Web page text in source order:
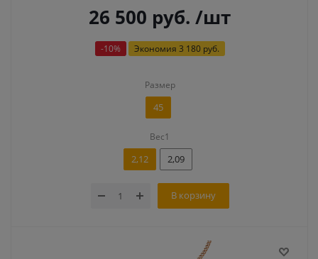
26 500 руб. /шт
-10% Экономия 3 180 руб.
Размер
45
Вес1
2,12 2,09
В корзину